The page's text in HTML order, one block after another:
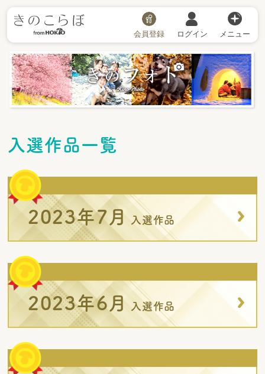
会員登録 ログイン メニュー
きのフォト
入選作品一覧
2023年7月 入選作品
2023年6月 入選作品